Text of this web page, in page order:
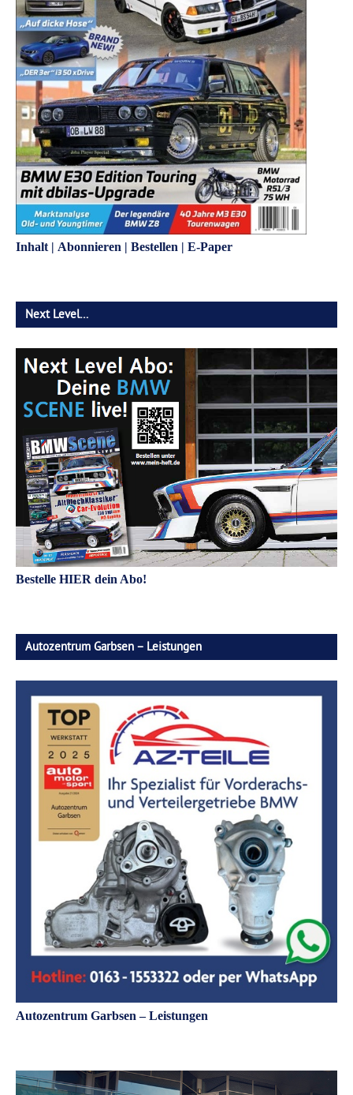
Inhalt | Abonnieren | Bestellen | E-Paper
Next Level…
Bestelle HIER dein Abo!
Autozentrum Garbsen – Leistungen
Autozentrum Garbsen – Leistungen